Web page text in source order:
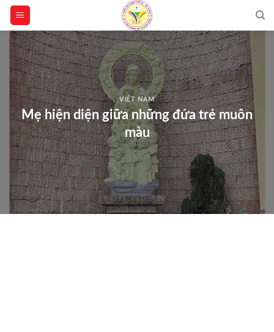
Skip
content
VIỆT NAM
Mẹ hiện diện giữa những đứa trẻ muôn
màu